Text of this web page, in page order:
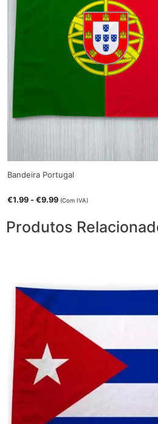
Bandeira Portugal
€1.99 -€9.99 (Com IVA)
Produtos